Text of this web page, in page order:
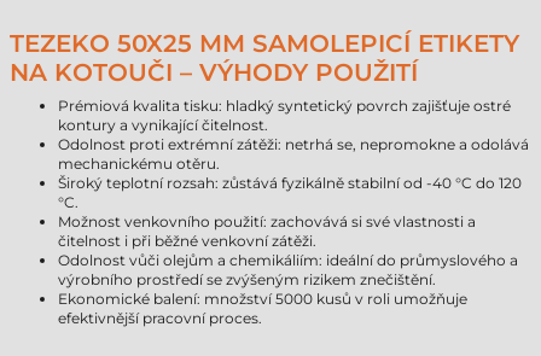
TEZEKO 50X25 MM SAMOLEPICÍ ETIKETY
NA KOTOUČI – VÝHODY POUŽITÍ
Prémiová kvalita tisku: hladký syntetický povrch zajišťuje ostré
kontury a vynikající čitelnost.
Odolnost proti extrémní zátěži: netrhá se, nepromokne a odolává
mechanickému otěru.
Široký teplotní rozsah: zůstává fyzikálně stabilní od -40 °C do 120
°C.
Možnost venkovního použití: zachovává si své vlastnosti a
čitelnost i při běžné venkovní zátěži.
Odolnost vůči olejům a chemikáliím: ideální do průmyslového a
výrobního prostředí se zvýšeným rizikem znečištění.
Ekonomické balení: množství 5000 kusů v roli umožňuje
efektivnější pracovní proces.